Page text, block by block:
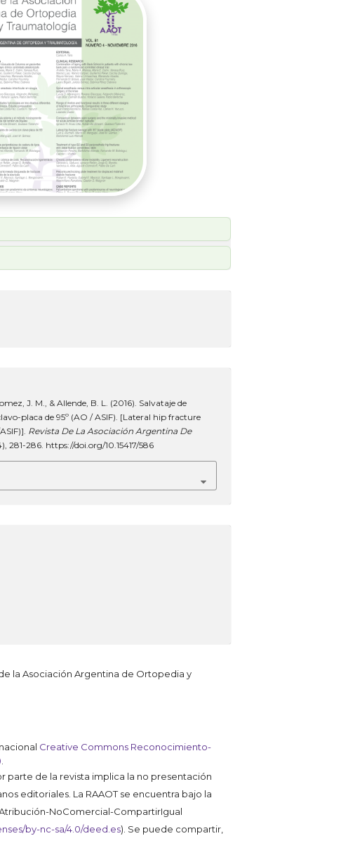
J. M., & Allende, B. L. (2016). Salvataje de
placa de 95º (AO / ASIF). [Lateral hip fracture
Revista De La Asociación Argentina De
281-286. https://doi.org/10.15417/586
la Asociación Argentina de Ortopedia y
Creative Commons Reconocimiento-
.
parte de la revista implica la no presentación
editoriales. La RAAOT se encuentra bajo la
NoComercial-CompartirIgual
by-nc-sa/4.0/deed.es). Se puede compartir,